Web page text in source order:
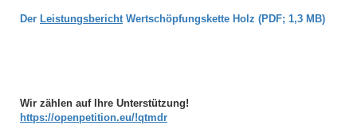
Der LeistungsberichtWertschöpfungskette Holz (PDF; 1,3 MB)
Wir zählen auf Ihre Unterstützung!
https://openpetition.eu/!qtmdr